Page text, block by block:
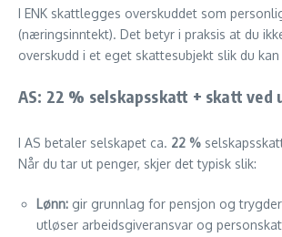
I ENK skattlegges overskuddet som
(næringsinntekt). Det betyr i praksis at du
overskudd i et eget skattesubjekt slik du kan
AS: 22 % selskapsskatt + skatt ved
I AS betaler selskapet ca. 22 %
Når du tar ut penger, skjer det typisk slik:
Lønn: gir grunnlag for pensjon og
utløser arbeidsgiveransvar og